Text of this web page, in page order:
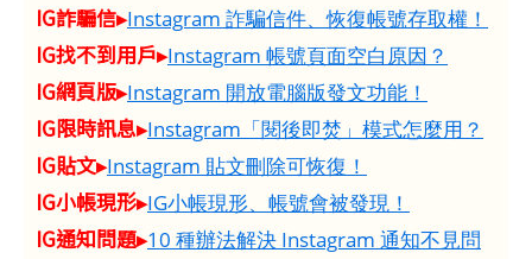
IG詐騙信▸Instagram 詐騙信件、恢復帳號存取權！
IG找不到用戶▸Instagram 帳號頁面空白原因？
IG網頁版▸Instagram 開放電腦版發文功能！
IG限時訊息▸Instagram「閱後即焚」模式怎麼用？
IG貼文▸Instagram 貼文刪除可恢復！
IG小帳現形▸IG小帳現形、帳號會被發現！
IG通知問題▸10 種辦法解決 Instagram 通知不見問